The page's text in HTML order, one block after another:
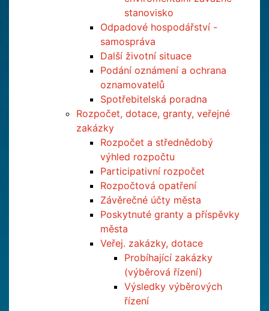
stanovisko
Odpadové hospodářství -
samospráva
Další životní situace
Podání oznámení a ochrana
oznamovatelů
Spotřebitelská poradna
Rozpočet, dotace, granty, veřejné
zakázky
Rozpočet a střednědobý
výhled rozpočtu
Participativní rozpočet
Rozpočtová opatření
Závěrečné účty města
Poskytnuté granty a příspěvky
města
Veřej. zakázky, dotace
Probíhající zakázky
(výběrová řízení)
Výsledky výběrových
řízení